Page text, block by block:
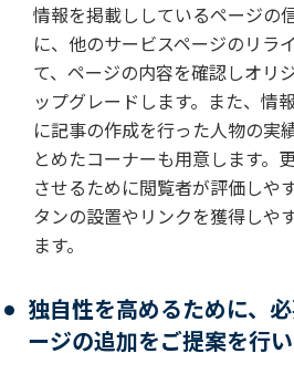
情報を掲載ししているページの
に、他のサービスページのリラ
て、ページの内容を確認しオリ
ップグレードします。また、情
に記事の作成を行った人物の実
とめたコーナーも用意します。
させるために閲覧者が評価しや
タンの設置やリンクを獲得しや
ます。
独自性を高めるために、
ージの追加をご提案を行い